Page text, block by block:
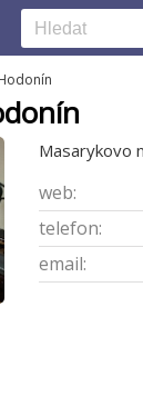
Masarykovo
web:
telefon:
email: